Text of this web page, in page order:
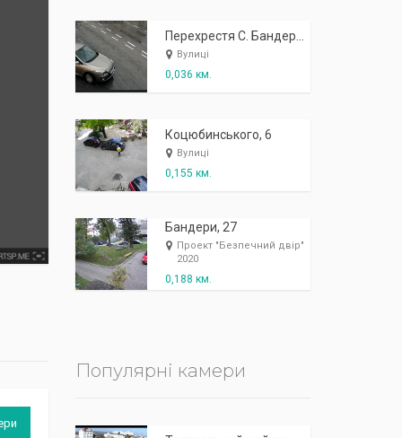
Вулиці
0,036 км.
Коцюбинського, 6
Вулиці
0,155 км.
Бандери, 27
Проект "Безпечний двір"
2020
0,188 км.
Популярні камери